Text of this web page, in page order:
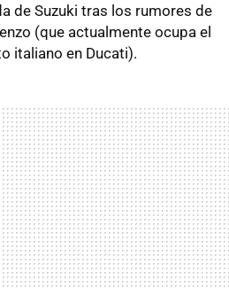
de Suzuki tras los rumores de
(que actualmente ocupa el
italiano en Ducati).